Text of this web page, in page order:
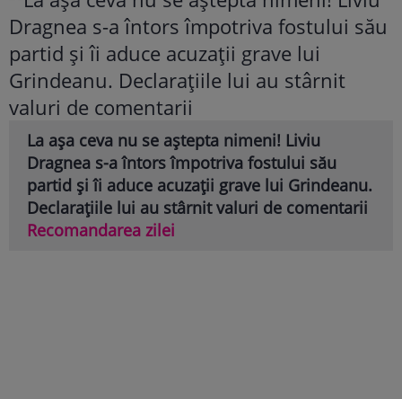
La așa ceva nu se aștepta nimeni! Liviu
Dragnea s-a întors împotriva fostului său
partid și îi aduce acuzații grave lui Grindeanu.
Declarațiile lui au stârnit valuri de comentarii
Recomandarea zilei